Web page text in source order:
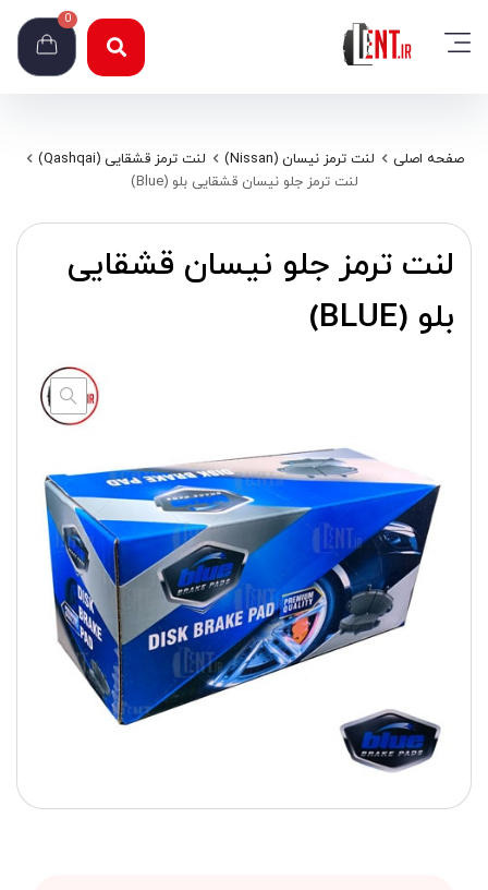
0
صفحه اصلی لنت ترمز نیسان (Nissan)
لنت ترمز قشقایی (Qashqai)
لنت ترمز جلو نیسان قشقایی بلو (Blue)
لنت ترمز جلو نیسان قشقایی
بلو (BLUE)